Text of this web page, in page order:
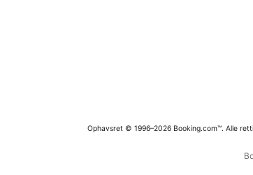
Ophavsret © 1996–2026 Booking.com™. Alle